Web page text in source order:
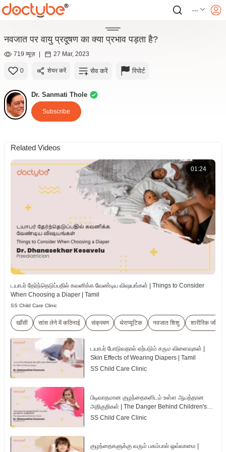
---
नवजात पर वायु प्रदूषण का क्या प्रभाव पड़ता है?
719 व्यूज़ | 27 Mar, 2023
0 शेयर करें सेव करें रिपोर्ट
Dr. Sanmati Thole
Subscribe
Related Videos
01:24
டயாபர் தேர்ந்தெடுப்பதில் கவனிக்க வேண்டிய விஷயங்கள் | Things to Consider
When Choosing a Diaper | Tamil
SS Child Care Clinic
खाँसी सांस लेने में कठिनाई संक्रमण थेराप्यूटिक नवजात शिशु शारीरिक जाँच
டயாபர் போடுவதால் ஏற்படும் சரும விளைவுகள் |
Skin Effects of Wearing Diapers | Tamil
SS Child Care Clinic
பிடிவாதமான குழந்தைகளிடம் உள்ள ஆபத்தான
அறிகுறிகள் | The Danger Behind Children's
Tantrum | Tamil
SS Child Care Clinic
குழந்தைகளுக்கு வரும் பசும்பால் ஒவ்வாமை |